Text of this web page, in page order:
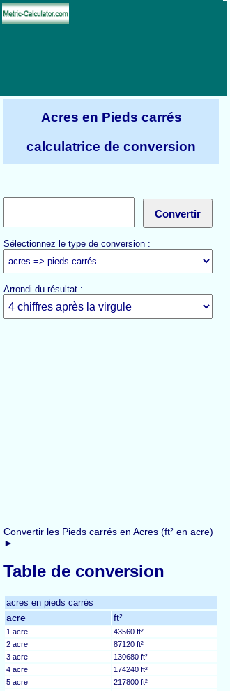
Acres en Pieds carrés
calculatrice de conversion
Sélectionnez le type de conversion :
Arrondi du résultat :
Convertir les Pieds carrés en Acres (ft² en acre)
►
Table de conversion
acres en pieds carrés
acre ft²
1 acre
43560 ft²
2 acre
87120 ft²
3 acre
130680 ft²
4 acre
174240 ft²
5 acre
217800 ft²